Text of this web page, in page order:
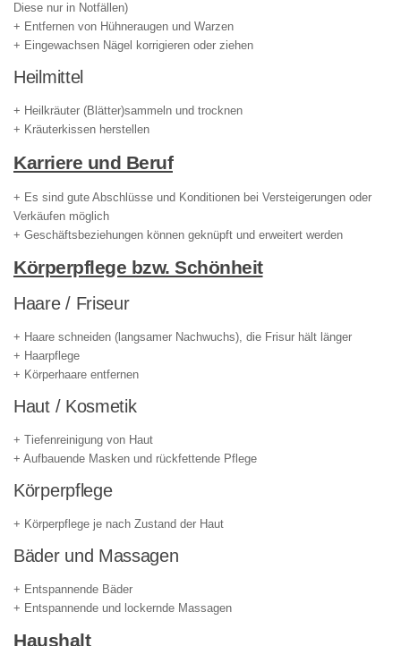
Diese nur in Notfällen)
+ Entfernen von Hühneraugen und Warzen
+ Eingewachsen Nägel korrigieren oder ziehen
Heilmittel
+ Heilkräuter (Blätter)sammeln und trocknen
+ Kräuterkissen herstellen
Karriere und Beruf
+ Es sind gute Abschlüsse und Konditionen bei Versteigerungen oder
Verkäufen möglich
+ Geschäftsbeziehungen können geknüpft und erweitert werden
Körperpflege bzw. Schönheit
Haare / Friseur
+ Haare schneiden (langsamer Nachwuchs), die Frisur hält länger
+ Haarpflege
+ Körperhaare entfernen
Haut / Kosmetik
+ Tiefenreinigung von Haut
+ Aufbauende Masken und rückfettende Pflege
Körperpflege
+ Körperpflege je nach Zustand der Haut
Bäder und Massagen
+ Entspannende Bäder
+ Entspannende und lockernde Massagen
Haushalt